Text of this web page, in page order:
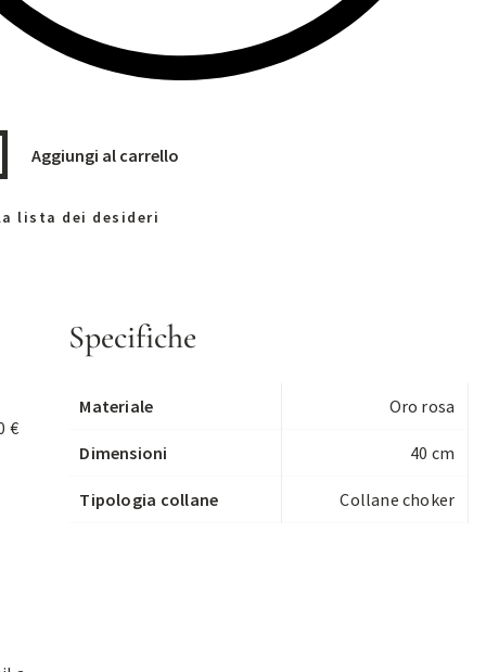
Aggiungi al carrello
lista dei desideri
€
Specifiche
Materiale Oro rosa
Dimensioni 40 cm
Tipologia collane Collane choker